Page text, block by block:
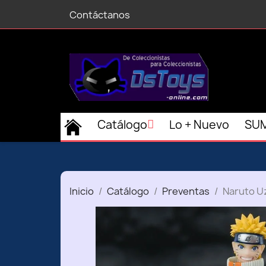
Contáctanos
Catálogo Lo + Nuevo
Inicio Catálogo Preventas Naruto